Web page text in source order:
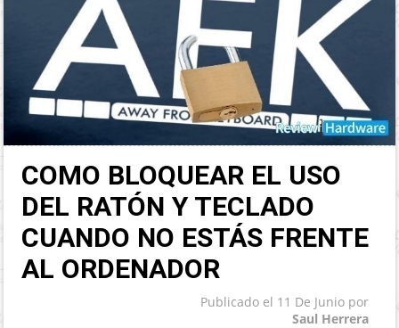
COMO BLOQUEAR EL USO
DEL RATÓN Y TECLADO
CUANDO NO ESTÁS FRENTE
AL ORDENADOR
Publicado el 11 De Juniopor
Saul Herrera